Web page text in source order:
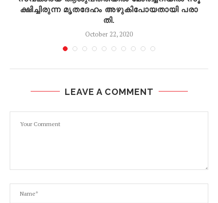
ക്ഷി​ച്ചി​രു​ന്ന മൃ​ത​ദേ​ഹം അ​ഴു​കി​പോ​യ​താ​യി പ​രാ​
തി.
October 22, 2020
LEAVE A COMMENT